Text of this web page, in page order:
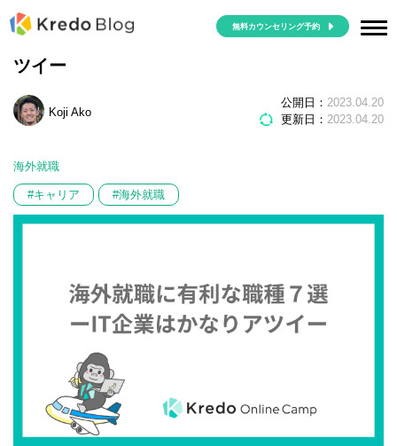
無料カウンセリング予約
海外就職に有利な職種７選ーIT企業はかなりア
ツイー
Koji Ako
公開日： 2023.04.20
更新日： 2023.04.20
海外就職
#キャリア #海外就職